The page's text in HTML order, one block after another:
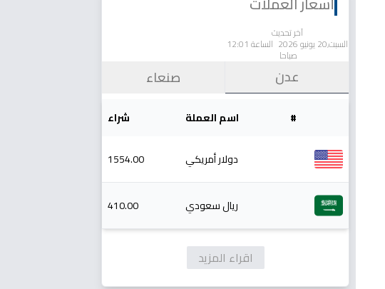
آخر تحديث
السبت,20 يونيو 2026 الساعة 12:01
صباحا
عدن صنعاء
# اسم العملة شراء
دولار أمريكي 1554.00
ريال سعودي 410.00
اقراء المزيد